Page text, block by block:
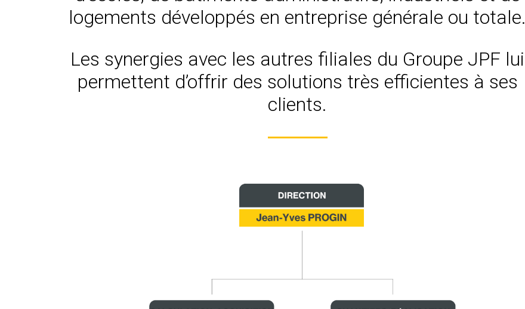
logements développés en entreprise générale ou totale.
Les synergies avec les autres filiales du Groupe JPF lui
permettent d’offrir des solutions très efficientes à ses
clients.